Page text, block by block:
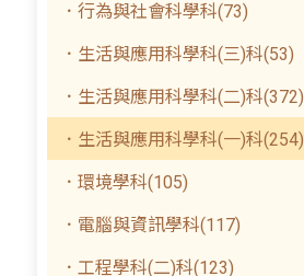
．行為與社會科學科(73)
．生活與應用科學科(三)科(53)
．生活與應用科學科(二)科(372)
．生活與應用科學科(一)科(254)
．環境學科(105)
．電腦與資訊學科(117)
．工程學科(二)科(123)